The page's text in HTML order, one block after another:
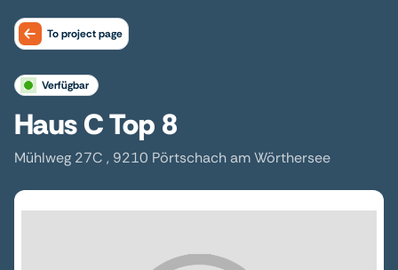
To project page
verfügbar
Haus C Top 8
Mühlweg 27C , 9210 Pörtschach am Wörthersee